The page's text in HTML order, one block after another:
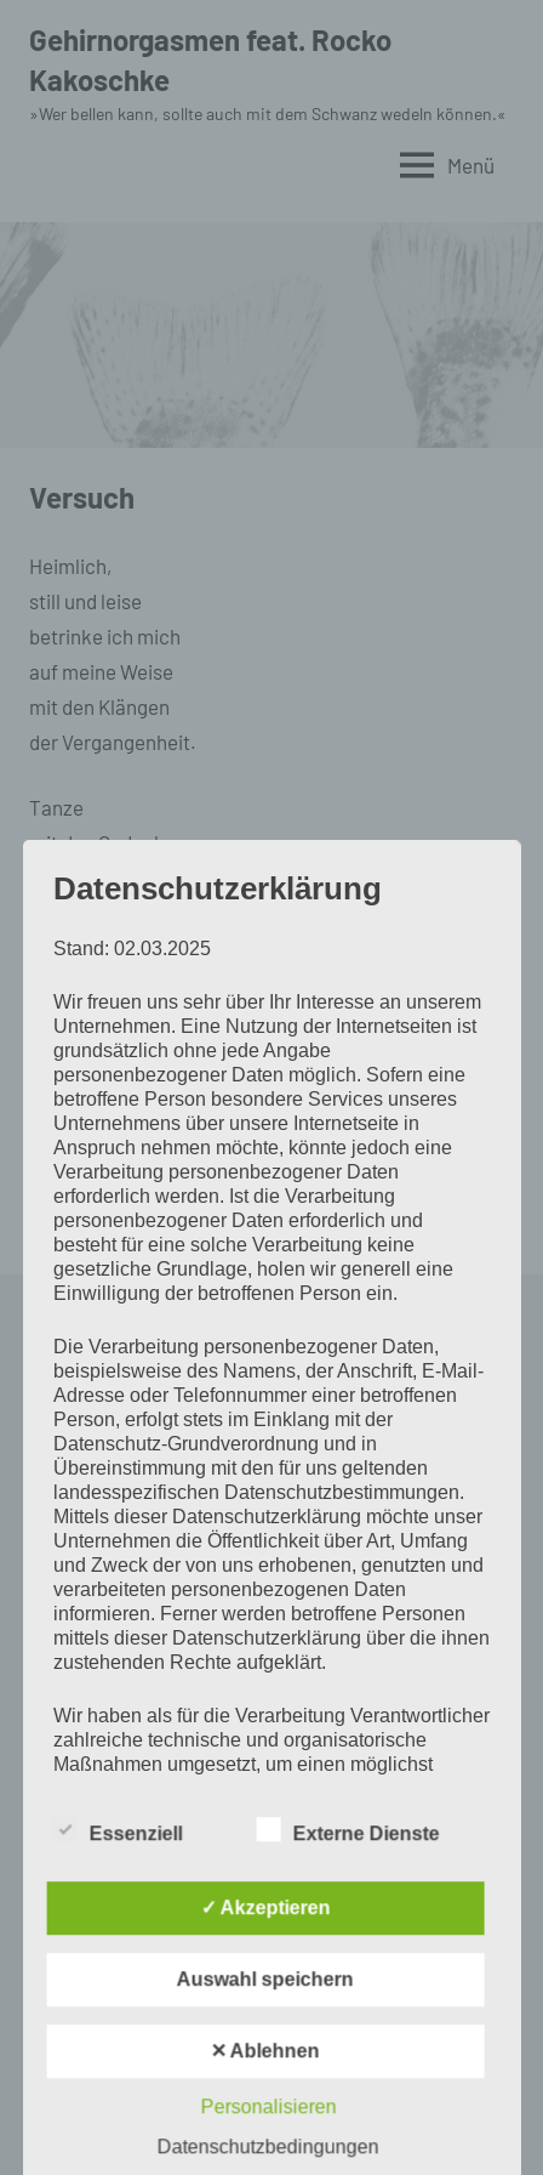
Inhalt
springen
Gehirnorgasmen feat. Rocko
Kakoschke
»Wer bellen kann, sollte auch mit dem Schwanz wedeln können.«
Menü
Versuch
Heimlich,
still und leise
betrinke ich mich
auf meine Weise
mit den Klängen
der Vergangenheit.
Tanze
mit den Gedanken
an Dich
im Kreis.
wir drehen uns
nicht zurück,
zu Dir und diesem
kleinen bisschen
Glück.
7. August 2005// © Antje Münch-Lieblang
Deine E-Mail-Adresse wird nicht veröffentlicht.
Erforderliche Felder sind mit*markiert
Kommentar*
Name
Datenschutzerklärung
Stand: 02.03.2025
Wir freuen uns sehr über Ihr Interesse an unserem
Unternehmen. Eine Nutzung der Internetseiten ist
grundsätzlich ohne jede Angabe
personenbezogener Daten möglich. Sofern eine
betroffene Person besondere Services unseres
Unternehmens über unsere Internetseite in
Anspruch nehmen möchte, könnte jedoch eine
Verarbeitung personenbezogener Daten
erforderlich werden. Ist die Verarbeitung
personenbezogener Daten erforderlich und
besteht für eine solche Verarbeitung keine
gesetzliche Grundlage, holen wir generell eine
Einwilligung der betroffenen Person ein.
Die Verarbeitung personenbezogener Daten,
beispielsweise des Namens, der Anschrift, E-Mail-
Adresse oder Telefonnummer einer betroffenen
Person, erfolgt stets im Einklang mit der
Datenschutz-Grundverordnung und in
Übereinstimmung mit den für uns geltenden
landesspezifischen Datenschutzbestimmungen.
Mittels dieser Datenschutzerklärung möchte unser
Unternehmen die Öffentlichkeit über Art, Umfang
und Zweck der von uns erhobenen, genutzten und
verarbeiteten personenbezogenen Daten
informieren. Ferner werden betroffene Personen
mittels dieser Datenschutzerklärung über die ihnen
zustehenden Rechte aufgeklärt.
Wir haben als für die Verarbeitung Verantwortlicher
zahlreiche technische und organisatorische
Maßnahmen umgesetzt, um einen möglichst
sicherzustellen. Dennoch können Internetbasierte
Sicherheitslücken aufweisen, sodass ein absoluter
Schutz nicht gewährleistet werden kann. Aus
diesem Grund steht es jeder betroffenen Person
alternativen Wegen, beispielsweise telefonisch, an
Begriffsbestimmungen
Die Datenschutzerklärung beruht auf den
Begrifflichkeiten, die durch den Europäischen
Richtlinien- und Verordnungsgeber beim Erlass
Essenziell Externe Dienste
✓ Akzeptieren
Auswahl speichern
✕ Ablehnen
Personalisieren
Datenschutzbedingungen